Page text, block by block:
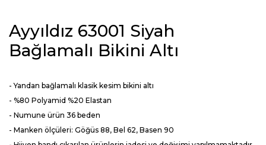
Ayyıldız 63001 Siyah
Bağlamalı Bikini Altı
- Yandan bağlamalı klasik kesim bikini altı
- %80 Polyamid %20 Elastan
- Numune ürün 36 beden
- Manken ölçüleri: Göğüs 88, Bel 62, Basen 90